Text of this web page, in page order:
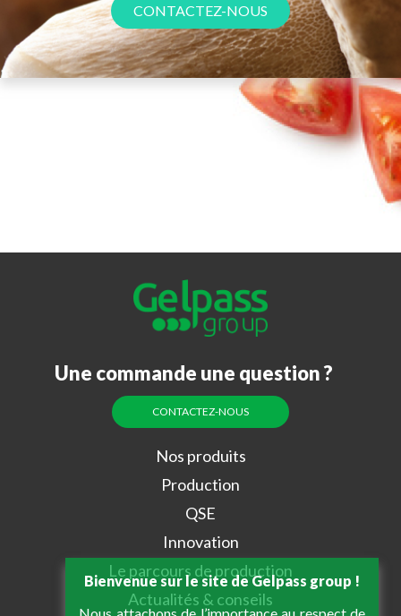
Bienvenue sur le site de Gelpass group !
CONTACTEZ-NOUS
Une commande une question ?
CONTACTEZ-NOUS
Nos produits
Production
QSE
Innovation
Le parcours de production
Actualités & conseils